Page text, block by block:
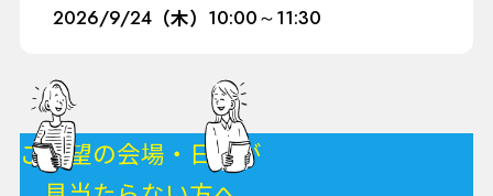
2026/9/24（木） 10:00～11:30
ご希望の会場・日程が